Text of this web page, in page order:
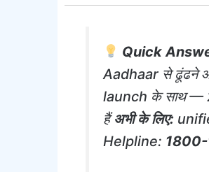
Quick
Aadhaar से ढूंढने
launch के साथ —
हैंअभी के लिए:
Helpline: